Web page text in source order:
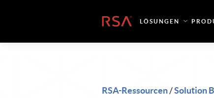
StartseiteLÖSUNGEN
RSA-Ressourcen/Solution